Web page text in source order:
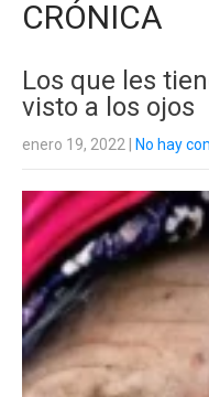
CRÓNICA
Los que les
visto a los ojos
enero 19, 2022 No hay